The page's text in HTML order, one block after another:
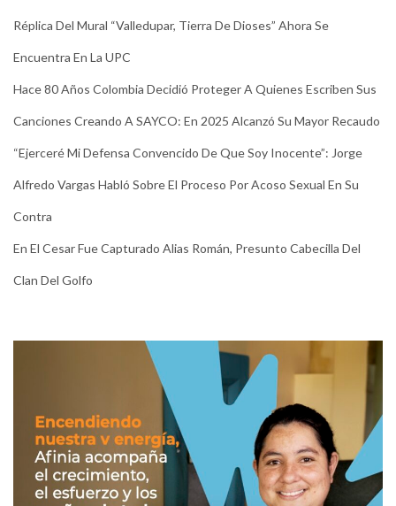
Réplica Del Mural “Valledupar, Tierra De Dioses” Ahora Se
Encuentra En La UPC
Hace 80 Años Colombia Decidió Proteger A Quienes Escriben Sus
Canciones Creando A SAYCO: En 2025 Alcanzó Su Mayor Recaudo
“Ejerceré Mi Defensa Convencido De Que Soy Inocente”: Jorge
Alfredo Vargas Habló Sobre El Proceso Por Acoso Sexual En Su
Contra
En El Cesar Fue Capturado Alias Román, Presunto Cabecilla Del
Clan Del Golfo